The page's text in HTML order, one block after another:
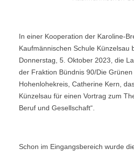
In einer Kooperation der Karoline-
Kaufmännischen Schule Künzelsau
Donnerstag, 5. Oktober 2023, die
der Fraktion Bündnis 90/Die Grünen
Hohenlohekreis, Catherine Kern,
Künzelsau für einen Vortrag zum
Beruf und Gesellschaft“.
Schon im Eingangsbereich wurde